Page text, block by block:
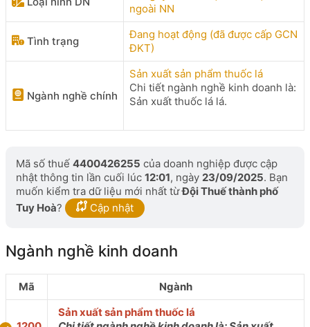
ngoài NN
Tình trạng
Đang hoạt động (đã được cấp GCN
ĐKT)
Ngành nghề chính
Sản xuất sản phẩm thuốc lá
Chi tiết ngành nghề kinh doanh là:
Sản xuất thuốc lá lá.
Mã số thuế 4400426255 của doanh nghiệp được cập
nhật thông tin lần cuối lúc 12:01, ngày 23/09/2025. Bạn
muốn kiểm tra dữ liệu mới nhất từĐội Thuế thành phố
Tuy Hoà? Cập nhật
Ngành nghề kinh doanh
Mã Ngành
Sản xuất sản phẩm thuốc lá